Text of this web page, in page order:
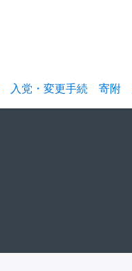
入党・変更手続 寄附